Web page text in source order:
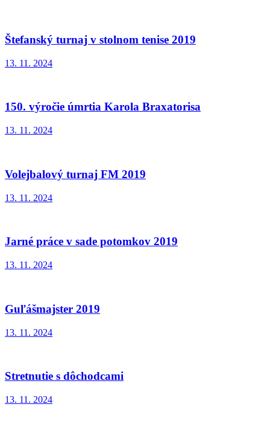
Štefanský turnaj v stolnom tenise 2019
13. 11. 2024
150. výročie úmrtia Karola Braxatorisa
13. 11. 2024
Volejbalový turnaj FM 2019
13. 11. 2024
Jarné práce v sade potomkov 2019
13. 11. 2024
Guľášmajster 2019
13. 11. 2024
Stretnutie s dôchodcami
13. 11. 2024